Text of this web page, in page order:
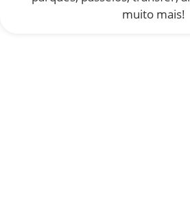
muito mais!